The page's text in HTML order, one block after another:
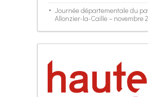
Journée départementale du
Allonzier-la-Caille – novembre